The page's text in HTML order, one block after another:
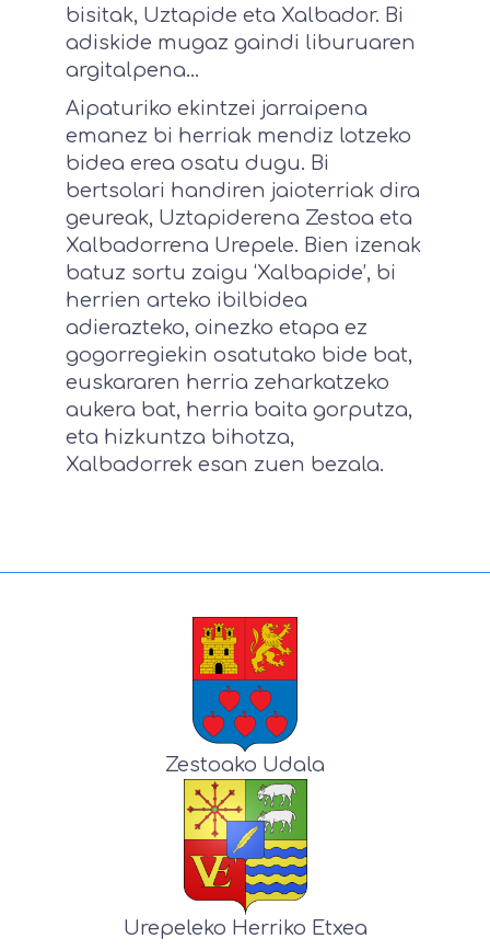
bisitak, Uztapide eta Xalbador. Bi
adiskide mugaz gaindi liburuaren
argitalpena…
Aipaturiko ekintzei jarraipena
emanez bi herriak mendiz lotzeko
bidea erea osatu dugu. Bi
bertsolari handiren jaioterriak dira
geureak, Uztapiderena Zestoa eta
Xalbadorrena Urepele. Bien izenak
batuz sortu zaigu ‘Xalbapide’, bi
herrien arteko ibilbidea
adierazteko, oinezko etapa ez
gogorregiekin osatutako bide bat,
euskararen herria zeharkatzeko
aukera bat, herria baita gorputza,
eta hizkuntza bihotza,
Xalbadorrek esan zuen bezala.
Zestoako Udala
Urepeleko Herriko Etxea